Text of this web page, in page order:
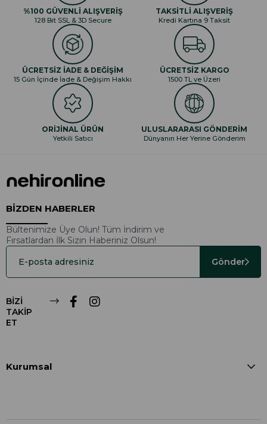
%100 GÜVENLİ ALIŞVERİŞ
128 Bit SSL & 3D Secure
TAKSİTLİ ALIŞVERİŞ
Kredi Kartına 9 Taksit
ÜCRETSİZ İADE & DEĞİŞİM
15 Gün İçinde İade & Değişim Hakkı
ÜCRETSİZ KARGO
1500 TL ve Üzeri
ORİJİNAL ÜRÜN
Yetkili Satıcı
ULUSLARARASI GÖNDERİM
Dünyanın Her Yerine Gönderim
BİZDEN HABERLER
Bültenimize Üye Olun! Tüm İndirim ve
Fırsatlardan İlk Sizin Haberiniz Olsun!
Gönder
BİZİ
TAKİP
ET
Kurumsal